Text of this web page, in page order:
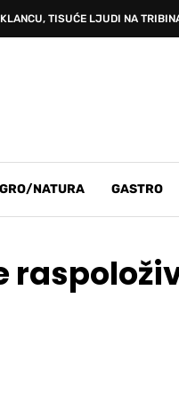
TISUĆE LJUDI NA
NATURA GASTRO